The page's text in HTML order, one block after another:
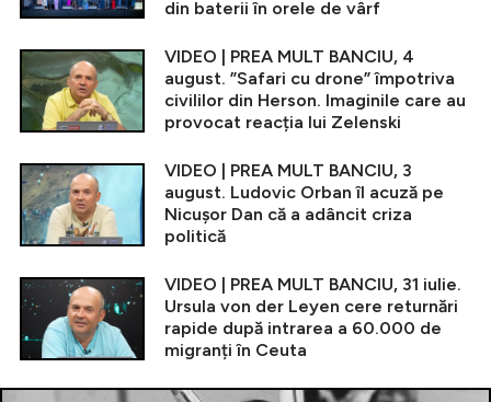
din baterii în orele de vârf
VIDEO | PREA MULT BANCIU, 4
august. ”Safari cu drone” împotriva
civililor din Herson. Imaginile care au
provocat reacția lui Zelenski
VIDEO | PREA MULT BANCIU, 3
august. Ludovic Orban îl acuză pe
Nicușor Dan că a adâncit criza
politică
VIDEO | PREA MULT BANCIU, 31 iulie.
Ursula von der Leyen cere returnări
rapide după intrarea a 60.000 de
migranți în Ceuta